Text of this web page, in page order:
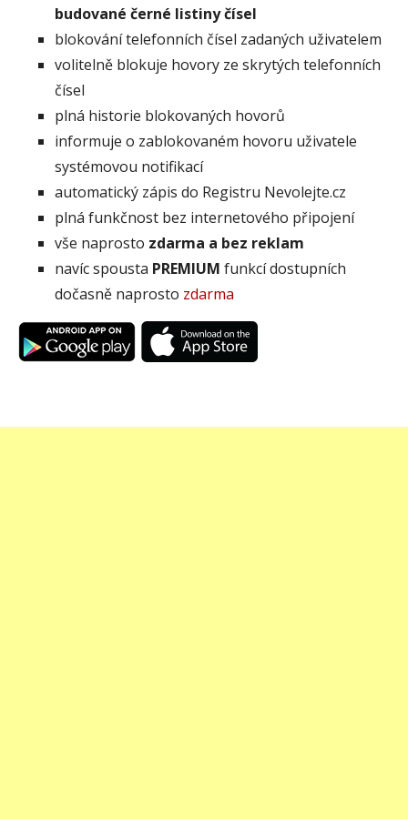
budované černé listiny čísel
blokování telefonních čísel zadaných uživatelem
volitelně blokuje hovory ze skrytých telefonních
čísel
plná historie blokovaných hovorů
informuje o zablokovaném hovoru uživatele
systémovou notifikací
automatický zápis do Registru Nevolejte.cz
plná funkčnost bez internetového připojení
vše naprosto zdarma a bez reklam
navíc spousta PREMIUM funkcí dostupních
dočasně naprosto zdarma